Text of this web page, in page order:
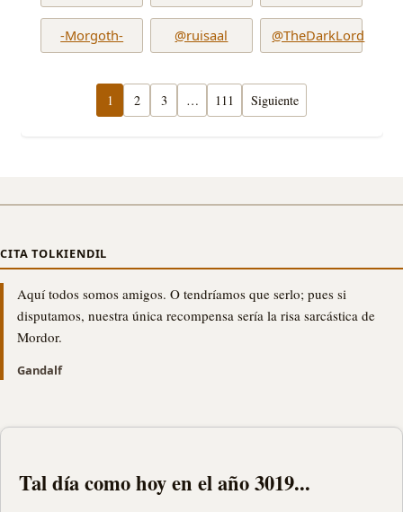
-Morgoth- @ruisaal @TheDarkLord
1 2 3 … 111 Siguiente
CITA TOLKIENDIL
Aquí todos somos amigos. O tendríamos que serlo; pues si
disputamos, nuestra única recompensa sería la risa sarcástica de
Mordor.
Gandalf
Tal día como hoy en el año 3019...